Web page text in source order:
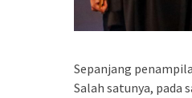
Sepanjang
Salah satunya, pada